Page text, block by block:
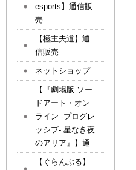
esports】通信販
売
【極主夫道】通
信販売
ネットショップ
【『劇場版 ソー
ドアート・オン
ライン -プログレ
ッシブ- 星なき夜
のアリア』】通
【ぐらんぶる】